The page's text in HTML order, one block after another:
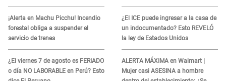
¡Alerta en Machu Picchu! Incendio
forestal obliga a suspender el
servicio de trenes
¿El viernes 7 de agosto es FERIADO
o día NO LABORABLE en Perú? Esto
CRÍTICAS
¿El ICE puede ingresar a la casa de
un indocumentado? Esto REVELÓ
la ley de Estados Unidos
ALERTA MÁXIMA en Walmart |
Mujer casi ASESINA a hombre